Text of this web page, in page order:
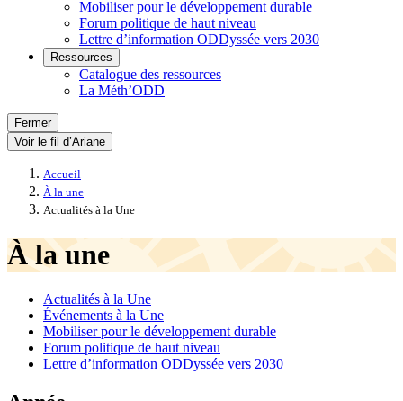
Mobiliser pour le développement durable
Forum politique de haut niveau
Lettre d’information ODDyssée vers 2030
Ressources
Catalogue des ressources
La Méth’ODD
Fermer
Voir le fil d’Ariane
Accueil
À la une
Actualités à la Une
À la une
Actualités à la Une
Événements à la Une
Mobiliser pour le développement durable
Forum politique de haut niveau
Lettre d’information ODDyssée vers 2030